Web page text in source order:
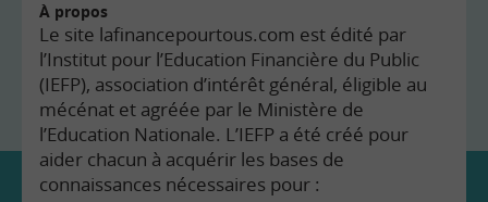
À propos
Le site lafinancepourtous.com est édité par
l’Institut pour l’Education Financière du Public
(IEFP), association d’intérêt général, éligible au
mécénat et agréée par le Ministère de
l’Education Nationale. L’IEFP a été créé pour
aider chacun à acquérir les bases de
connaissances nécessaires pour :